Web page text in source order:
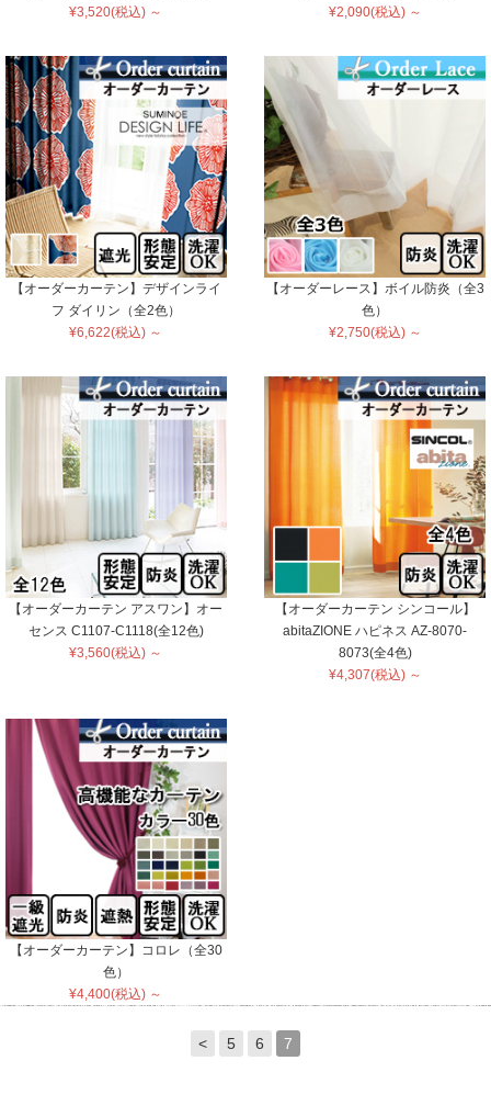
¥3,520(税込) ～
¥2,090(税込) ～
【オーダーカーテン】デザインライ
フ ダイリン（全2色）
¥6,622(税込) ～
【オーダーレース】ボイル防炎（全3
色）
¥2,750(税込) ～
【オーダーカーテン アスワン】オー
センス C1107-C1118(全12色)
¥3,560(税込) ～
【オーダーカーテン シンコール】
abitaZIONE ハピネス AZ-8070-
8073(全4色)
¥4,307(税込) ～
【オーダーカーテン】コロレ（全30
色）
¥4,400(税込) ～
< 5 6 7